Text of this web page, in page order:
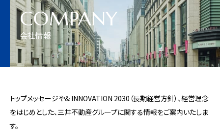
COMPANY
会社情報
トップメッセージや& INNOVATION 2030（長期経営方針）、経営理念
をはじめとした、三井不動産グループに関する情報をご案内いたしま
す。